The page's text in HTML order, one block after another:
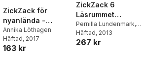
ZickZack för
nyanlända -
Slöjden
Annika Löthagen
Häftad, 2017
163 kr
ZickZack 6
Läsrummet
Övningsbok
Pernilla Lundenmark,
Anna Modigh
Häftad, 2013
267 kr